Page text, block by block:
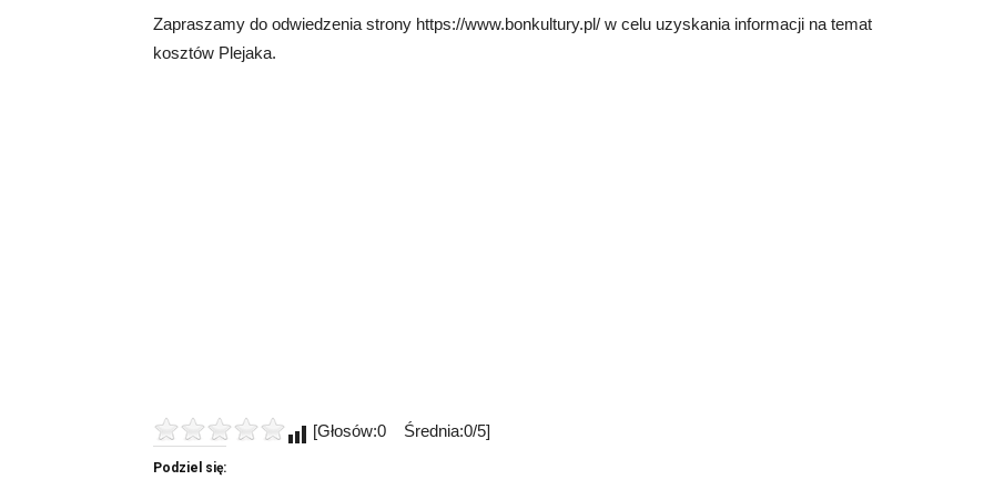
Zapraszamy do odwiedzenia strony https://www.bonkultury.pl/ w celu uzyskania informacji na temat
kosztów Plejaka.
[Głosów:0 Średnia:0/5]
Podziel się: